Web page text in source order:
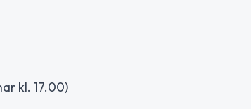
kl. 17.00)